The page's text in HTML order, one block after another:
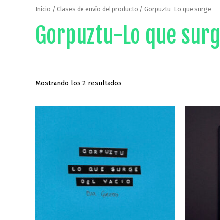
Inicio / Clases de envío del producto / Gorpuztu-Lo que surge
Gorpuztu-Lo que
Mostrando los 2 resultados